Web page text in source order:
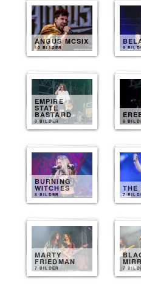
ANGUS MCSIX
10 BILDER 9
EMPIRE
STATE
BASTARD
8 BILDER 8
BURNING
WITCHES
8 BILDER
THE
7
MARTY
FRIEDMAN
7 BILDER 7